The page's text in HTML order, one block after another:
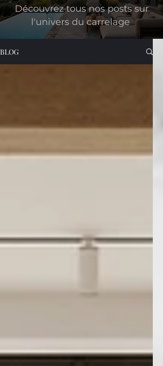
Découvrez tous nos posts sur
l'univers du carrelage
BLOG